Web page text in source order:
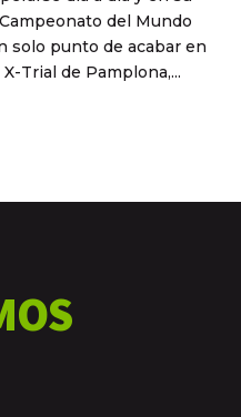
del Mundo
solo punto de acabar en
Trial de Pamplona,...